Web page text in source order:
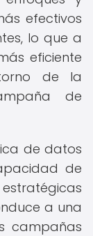
efectivos
lo que a
eficiente
de la
de
de datos
de
a una
campañas